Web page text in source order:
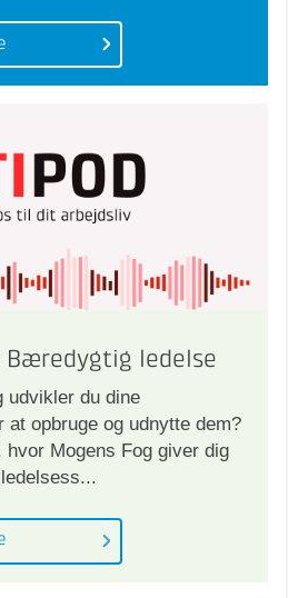
Bæredygtig ledelse
udvikler du dine
at opbruge og udnytte dem?
hvor Mogens Fog giver dig